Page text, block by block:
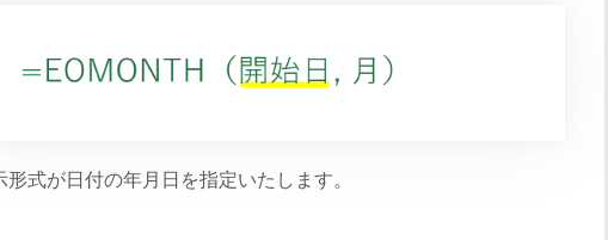
形式が日付の年月日を指定いたします。